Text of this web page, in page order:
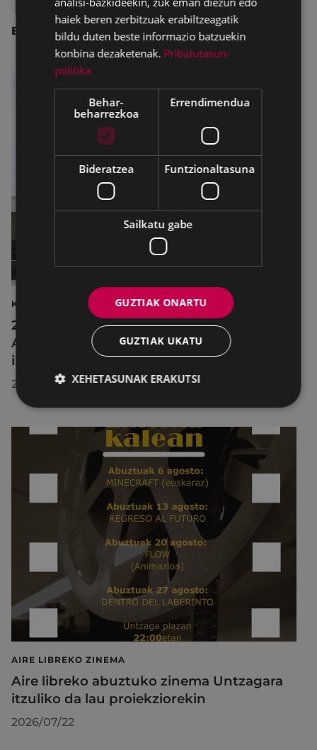
BESTE ALBISTE BATZUK
KULTURA
2026ko Delta Cultura Saria jaso du
Armagintzaren Museoak, izandako
ibilbideagatik
2026/07/23
AIRE LIBREKO ZINEMA
Aire libreko abuztuko zinema Untzagara
itzuliko da lau proiekziorekin
2026/07/22
haiek beren zerbitzuak erabiltzeagatik
bildu duten beste informazio batzuekin
konbina dezaketenak. Pribatutasun-
politika
Behar-
beharrezkoa
Errendimendua
Bideratzea Funtzionaltasuna
Sailkatu gabe
GUZTIAK ONARTU
GUZTIAK UKATU
XEHETASUNAK ERAKUTSI